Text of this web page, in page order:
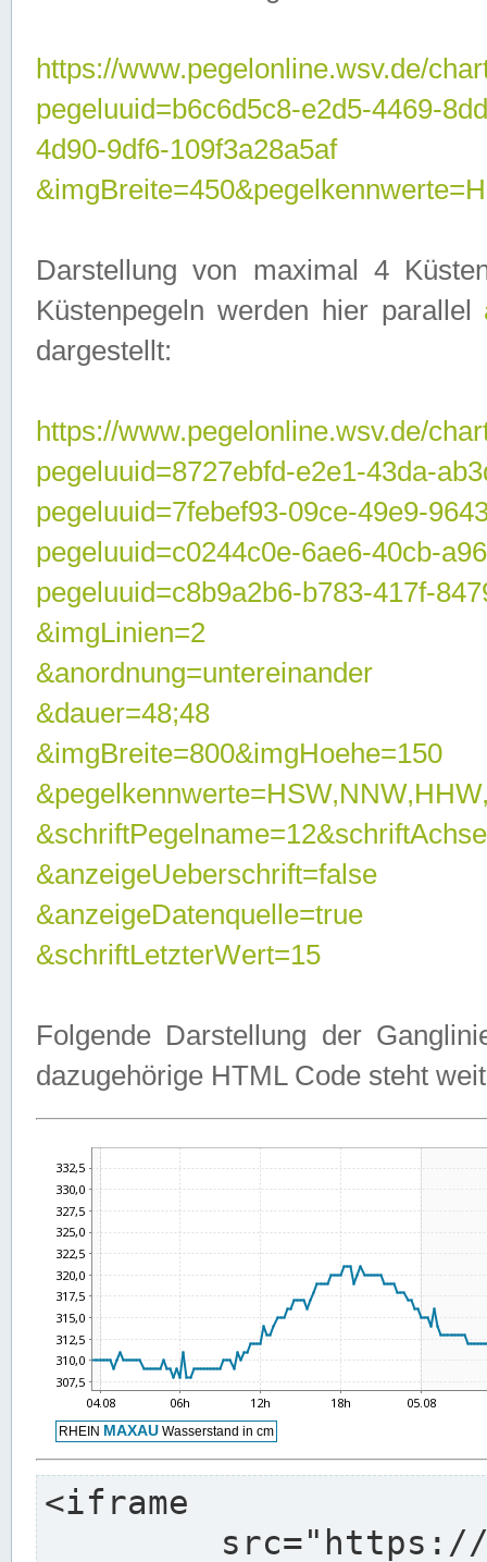
https://www.pegelonline.wsv.de/
pegeluuid=b6c6d5c8-e2d5-4469-
4d90-9df6-109f3a28a5af
Darstellung von maximal 4
Küstenpegeln werden hier parallel
dargestellt:
https://www.pegelonline.wsv.de/
pegeluuid=8727ebfd-e2e1-43da-
pegeluuid=7febef93-09ce-49e9-
pegeluuid=c0244c0e-6ae6-40cb-
pegeluuid=c8b9a2b6-b783-417f-
&imgLinien=2
&anordnung=untereinander
&dauer=48;48
&imgBreite=800&imgHoehe=150
&anzeigeUeberschrift=false
&anzeigeDatenquelle=true
&schriftLetzterWert=15
Folgende Darstellung der
dazugehörige HTML Code steht
<iframe